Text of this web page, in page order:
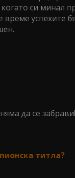
си минал
успехите
да се забрави!
титла?